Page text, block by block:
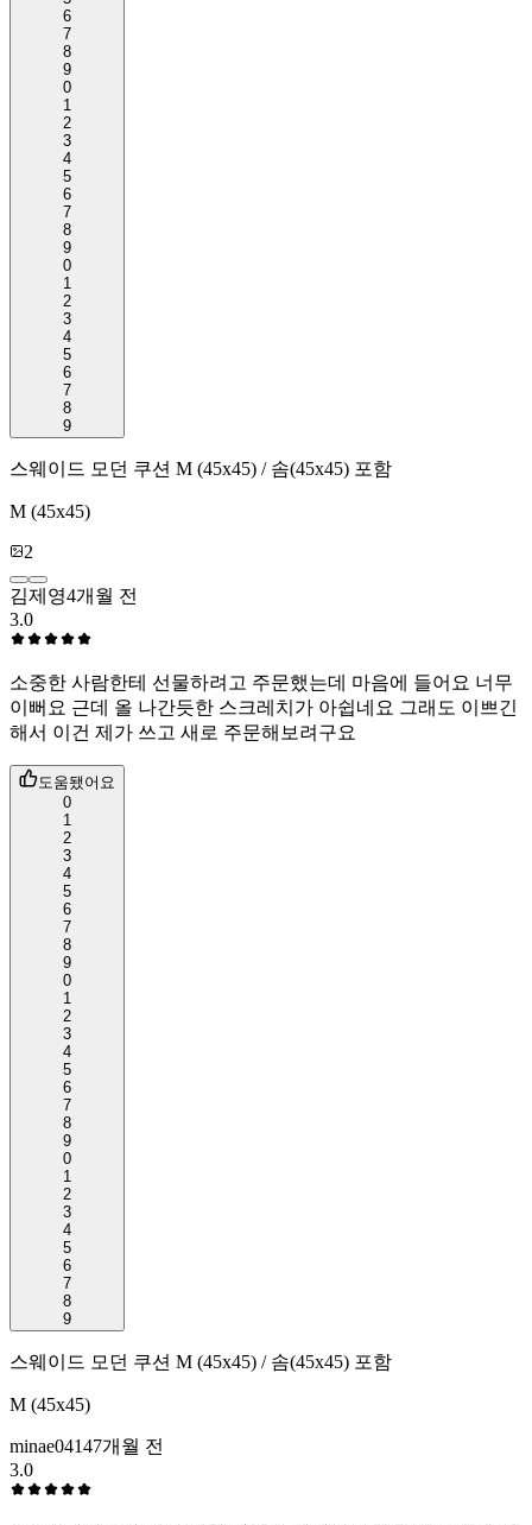
6
7
8
9
0
1
2
3
4
5
6
7
8
9
0
1
2
3
4
5
6
7
8
9
스웨이드 모던 쿠션 M (45x45) / 솜(45x45) 포함
M (45x45)
2
김제영4개월 전
3.0
소중한 사람한테 선물하려고 주문했는데 마음에 들어요 너무
이뻐요 근데 올 나간듯한 스크레치가 아쉽네요 그래도 이쁘긴
해서 이건 제가 쓰고 새로 주문해보려구요
도움됐어요
0
1
2
3
4
5
6
7
8
9
0
1
2
3
4
5
6
7
8
9
0
1
2
3
4
5
6
7
8
9
스웨이드 모던 쿠션 M (45x45) / 솜(45x45) 포함
M (45x45)
minae04147개월 전
3.0